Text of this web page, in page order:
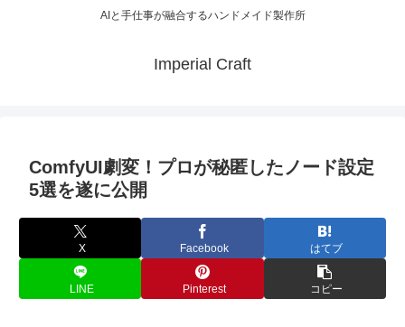
AIと手仕事が融合するハンドメイド製作所
Imperial Craft
ComfyUI劇変！プロが秘匿したノード設定
5選を遂に公開
X Facebook はてブ
LINE Pinterest コピー